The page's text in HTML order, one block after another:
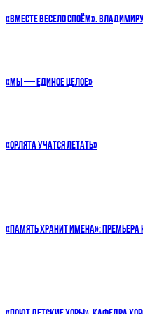
«ВМЕСТЕ ВЕСЕЛО СПОЁМ».
«МЫ — ЕДИНОЕ ЦЕЛОЕ»
«ОРЛЯТА УЧАТСЯ ЛЕТАТЬ»
«ПАМЯТЬ ХРАНИТ ИМЕНА»: